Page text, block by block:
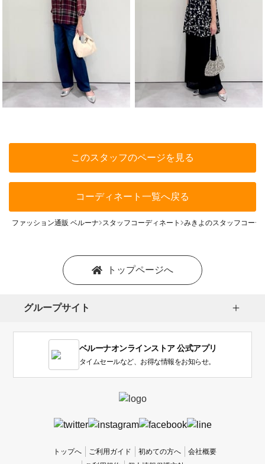
このスタッフのページを見る
コーディネート一覧へ戻る
ファッション通販 ベルーナ スタッフコーディネート みきよのスタッフコーデ
トップページへ
グループサイト
ベルーナオンラインストア 公式アプリ
タイムセールなど、お得な情報をお知らせ。
トップへ ご利用ガイド 初めての方へ
会社概要